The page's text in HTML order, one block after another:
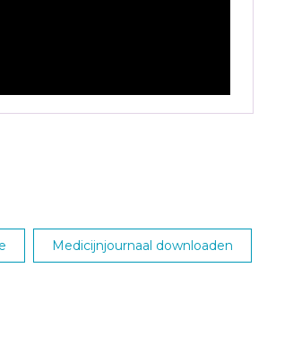
Medicijnjournaal downloaden